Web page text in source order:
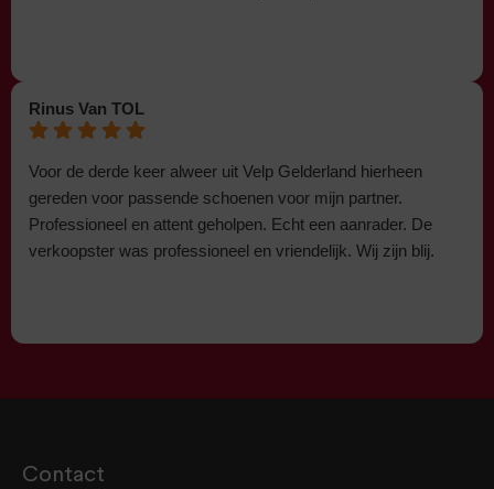
Rinus Van TOL
Voor de derde keer alweer uit Velp Gelderland hierheen
gereden voor passende schoenen voor mijn partner.
Professioneel en attent geholpen. Echt een aanrader. De
verkoopster was professioneel en vriendelijk. Wij zijn blij.
Contact